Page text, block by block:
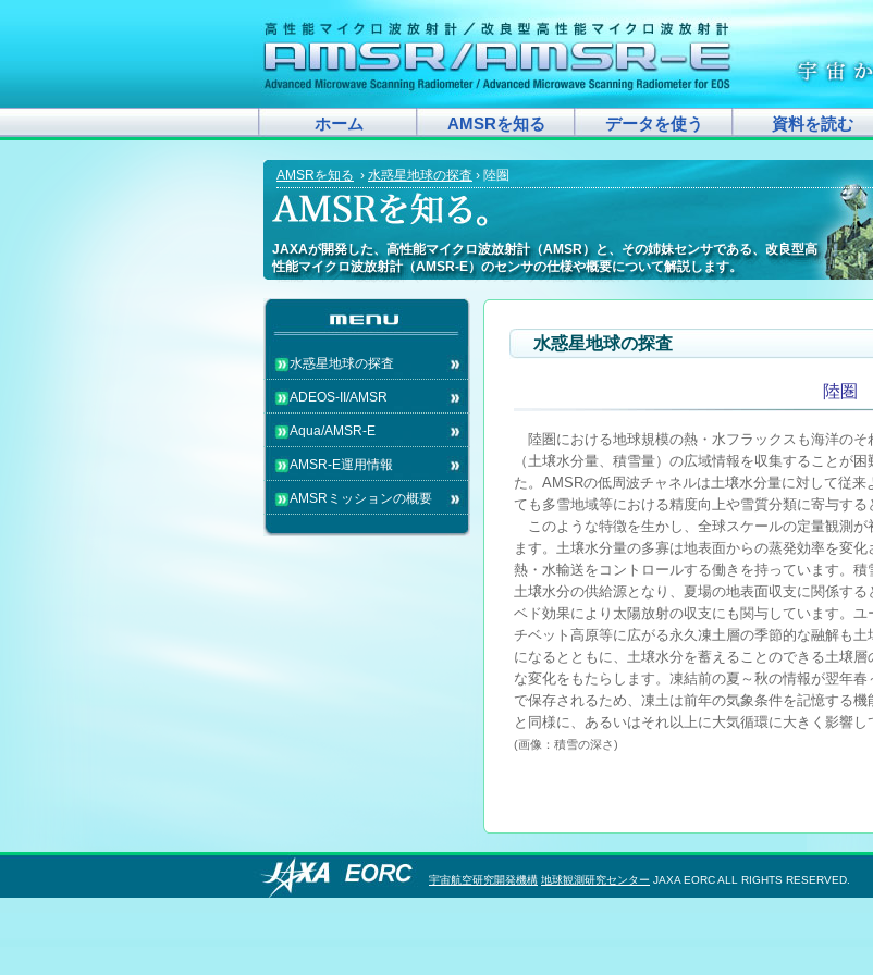
ホーム AMSRを知る データを使う 資料を読む
AMSRを知る › 水惑星地球の探査 › 陸圏
JAXAが開発した、高性能マイクロ波放射計（AMSR）と、その姉妹センサである、改良型高
性能マイクロ波放射計（AMSR-E）のセンサの仕様や概要について解説します。
JAXAが開発した、高性能マイクロ波放射計（AMSR）と、その姉妹センサである、改良型高
性能マイクロ波放射計（AMSR-E）のセンサの仕様や概要について解説します。
JAXAが開発した、高性能マイクロ波放射計（AMSR）と、その姉妹センサである、改良型高
性能マイクロ波放射計（AMSR-E）のセンサの仕様や概要について解説します。
JAXAが開発した、高性能マイクロ波放射計（AMSR）と、その姉妹センサである、改良型高
性能マイクロ波放射計（AMSR-E）のセンサの仕様や概要について解説します。
JAXAが開発した、高性能マイクロ波放射計（AMSR）と、その姉妹センサである、改良型高
性能マイクロ波放射計（AMSR-E）のセンサの仕様や概要について解説します。
JAXAが開発した、高性能マイクロ波放射計（AMSR）と、その姉妹センサである、改良型高
性能マイクロ波放射計（AMSR-E）のセンサの仕様や概要について解説します。
JAXAが開発した、高性能マイクロ波放射計（AMSR）と、その姉妹センサである、改良型高
性能マイクロ波放射計（AMSR-E）のセンサの仕様や概要について解説します。
JAXAが開発した、高性能マイクロ波放射計（AMSR）と、その姉妹センサである、改良型高
性能マイクロ波放射計（AMSR-E）のセンサの仕様や概要について解説します。
JAXAが開発した、高性能マイクロ波放射計（AMSR）と、その姉妹センサである、改良型高
性能マイクロ波放射計（AMSR-E）のセンサの仕様や概要について解説します。
JAXAが開発した、高性能マイクロ波放射計（AMSR）と、その姉妹センサである、改良型高
性能マイクロ波放射計（AMSR-E）のセンサの仕様や概要について解説します。
JAXAが開発した、高性能マイクロ波放射計（AMSR）と、その姉妹センサである、改良型高
性能マイクロ波放射計（AMSR-E）のセンサの仕様や概要について解説します。
JAXAが開発した、高性能マイクロ波放射計（AMSR）と、その姉妹センサである、改良型高
性能マイクロ波放射計（AMSR-E）のセンサの仕様や概要について解説します。
JAXAが開発した、高性能マイクロ波放射計（AMSR）と、その姉妹センサである、改良型高
性能マイクロ波放射計（AMSR-E）のセンサの仕様や概要について解説します。
JAXAが開発した、高性能マイクロ波放射計（AMSR）と、その姉妹センサである、改良型高
性能マイクロ波放射計（AMSR-E）のセンサの仕様や概要について解説します。
JAXAが開発した、高性能マイクロ波放射計（AMSR）と、その姉妹センサである、改良型高
性能マイクロ波放射計（AMSR-E）のセンサの仕様や概要について解説します。
JAXAが開発した、高性能マイクロ波放射計（AMSR）と、その姉妹センサである、改良型高
性能マイクロ波放射計（AMSR-E）のセンサの仕様や概要について解説します。
JAXAが開発した、高性能マイクロ波放射計（AMSR）と、その姉妹センサである、改良型高
性能マイクロ波放射計（AMSR-E）のセンサの仕様や概要について解説します。
JAXAが開発した、高性能マイクロ波放射計（AMSR）と、その姉妹センサである、改良型高
性能マイクロ波放射計（AMSR-E）のセンサの仕様や概要について解説します。
水惑星地球の探査
ADEOS-II/AMSR
Aqua/AMSR-E
AMSR-E運用情報
AMSRミッションの概要
水惑星地球の探査
陸圏
陸圏における地球規模の熱・水フラックスも海洋の
（土壌水分量、積雪量）の広域情報を収集することが
た。AMSRの低周波チャネルは土壌水分量に対して従
ても多雪地域等における精度向上や雪質分類に寄与する
このような特徴を生かし、全球スケールの定量観測が
ます。土壌水分量の多寡は地表面からの蒸発効率を変化
熱・水輸送をコントロールする働きを持っています。積
土壌水分の供給源となり、夏場の地表面収支に関係する
ベド効果により太陽放射の収支にも関与しています。ユ
チベット高原等に広がる永久凍土層の季節的な融解も土
になるとともに、土壌水分を蓄えることのできる土壌層
な変化をもたらします。凍結前の夏～秋の情報が翌年春
で保存されるため、凍土は前年の気象条件を記憶する機
と同様に、あるいはそれ以上に大気循環に大きく影響し
(画像：積雪の深さ)
宇宙航空研究開発機構 地球観測研究センター JAXA EORC ALL RIGHTS RESERVED.